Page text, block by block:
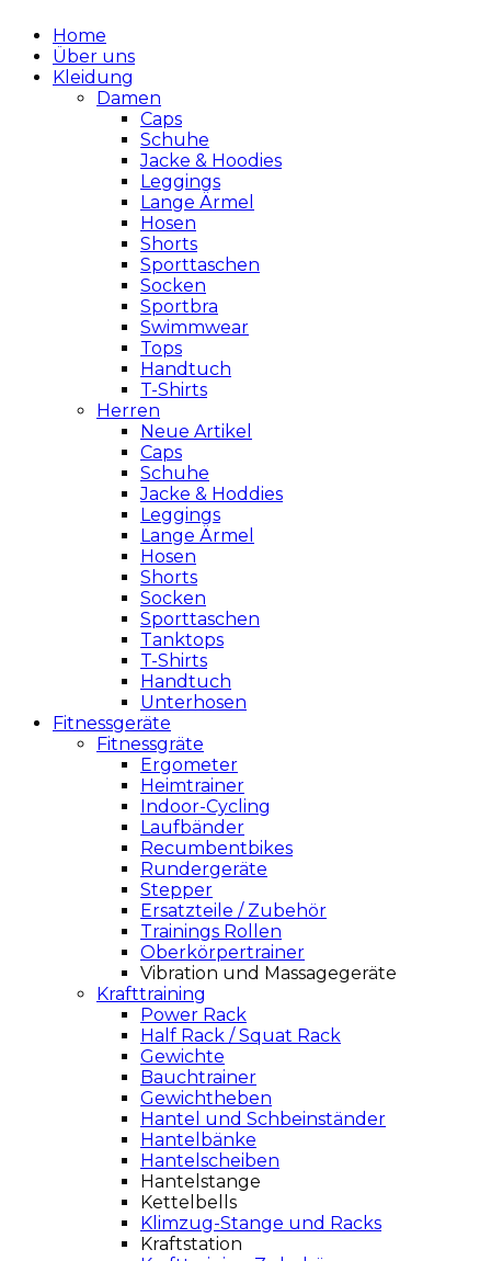
Home
Über uns
Kleidung
Damen
Caps
Schuhe
Jacke & Hoodies
Leggings
Lange Ärmel
Hosen
Shorts
Sporttaschen
Socken
Sportbra
Swimmwear
Tops
Handtuch
T-Shirts
Herren
Neue Artikel
Caps
Schuhe
Jacke & Hoddies
Leggings
Lange Ärmel
Hosen
Shorts
Socken
Sporttaschen
Tanktops
T-Shirts
Handtuch
Unterhosen
Fitnessgeräte
Fitnessgräte
Ergometer
Heimtrainer
Indoor-Cycling
Laufbänder
Recumbentbikes
Rundergeräte
Stepper
Ersatzteile / Zubehör
Trainings Rollen
Oberkörpertrainer
Vibration und Massagegeräte
Krafttraining
Power Rack
Half Rack / Squat Rack
Gewichte
Bauchtrainer
Gewichtheben
Hantel und Schbeinständer
Hantelbänke
Hantelscheiben
Hantelstange
Kettelbells
Klimzug-Stange und Racks
Kraftstation